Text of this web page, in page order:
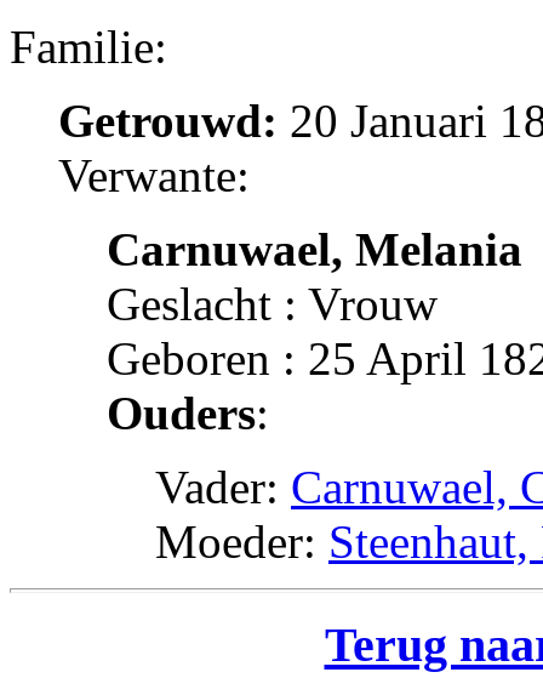
Familie:
Getrouwd: 20 Januari
Verwante:
Carnuwael, Melania
Geslacht : Vrouw
Geboren : 25 April
Ouders:
Vader: Carnuwael,
Moeder:
Terug